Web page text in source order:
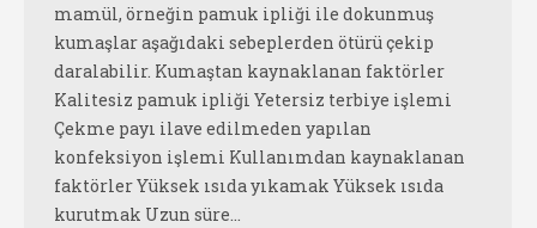
mamül, örneğin pamuk ipliği ile dokunmuş
kumaşlar aşağıdaki sebeplerden ötürü çekip
daralabilir. Kumaştan kaynaklanan faktörler
Kalitesiz pamuk ipliği Yetersiz terbiye işlemi
Çekme payı ilave edilmeden yapılan
konfeksiyon işlemi Kullanımdan kaynaklanan
faktörler Yüksek ısıda yıkamak Yüksek ısıda
kurutmak Uzun süre…